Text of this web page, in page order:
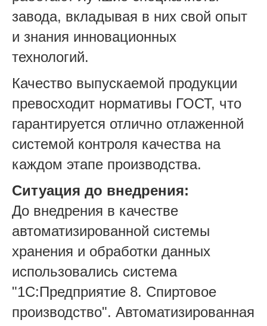
завода, вкладывая в них свой опыт
и знания инновационных
технологий.
Качество выпускаемой продукции
превосходит нормативы ГОСТ, что
гарантируется отлично отлаженной
системой контроля качества на
каждом этапе производства.
Ситуация до внедрения:
До внедрения в качестве
автоматизированной системы
хранения и обработки данных
использовались система
"1С:Предприятие 8. Спиртовое
производство". Автоматизированная